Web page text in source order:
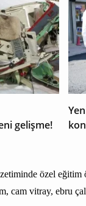
gelişme!
özel
cam vitray, ebru